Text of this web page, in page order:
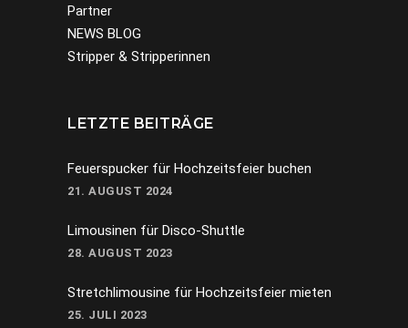
Partner
NEWS BLOG
Stripper & Stripperinnen
LETZTE BEITRÄGE
Feuerspucker für Hochzeitsfeier buchen
21. AUGUST 2024
Limousinen für Disco-Shuttle
28. AUGUST 2023
Stretchlimousine für Hochzeitsfeier mieten
25. JULI 2023